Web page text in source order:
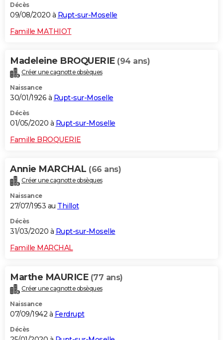
Décès
09/08/2020 à Rupt-sur-Moselle
Famille MATHIOT
Madeleine BROQUERIE (94 ans)
Créer une cagnotte obsèques
Naissance
30/01/1926 à Rupt-sur-Moselle
Décès
01/05/2020 à Rupt-sur-Moselle
Famille BROQUERIE
Annie MARCHAL (66 ans)
Créer une cagnotte obsèques
Naissance
27/07/1953 au Thillot
Décès
31/03/2020 à Rupt-sur-Moselle
Famille MARCHAL
Marthe MAURICE (77 ans)
Créer une cagnotte obsèques
Naissance
07/09/1942 à Ferdrupt
Décès